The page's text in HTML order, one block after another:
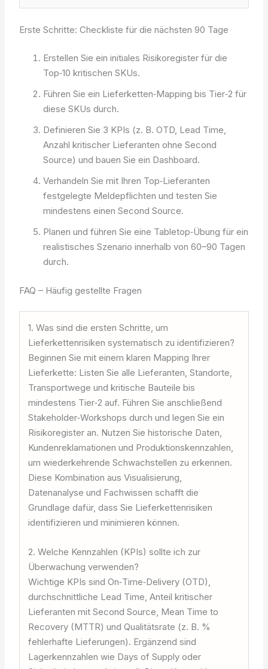
Erste Schritte: Checkliste für die nächsten 90 Tage
Erstellen Sie ein initiales Risikoregister für die
Top‑10 kritischen SKUs.
Führen Sie ein Lieferketten‑Mapping bis Tier‑2 für
diese SKUs durch.
Definieren Sie 3 KPIs (z. B. OTD, Lead Time,
Anzahl kritischer Lieferanten ohne Second
Source) und bauen Sie ein Dashboard.
Verhandeln Sie mit Ihren Top‑Lieferanten
festgelegte Meldepflichten und testen Sie
mindestens einen Second Source.
Planen und führen Sie eine Tabletop‑Übung für ein
realistisches Szenario innerhalb von 60–90 Tagen
durch.
FAQ – Häufig gestellte Fragen
1. Was sind die ersten Schritte, um
Lieferkettenrisiken systematisch zu identifizieren?
Beginnen Sie mit einem klaren Mapping Ihrer
Lieferkette: Listen Sie alle Lieferanten, Standorte,
Transportwege und kritische Bauteile bis
mindestens Tier‑2 auf. Führen Sie anschließend
Stakeholder‑Workshops durch und legen Sie ein
Risikoregister an. Nutzen Sie historische Daten,
Kundenreklamationen und Produktionskennzahlen,
um wiederkehrende Schwachstellen zu erkennen.
Diese Kombination aus Visualisierung,
Datenanalyse und Fachwissen schafft die
Grundlage dafür, dass Sie Lieferkettenrisiken
identifizieren und minimieren können.
2. Welche Kennzahlen (KPIs) sollte ich zur
Überwachung verwenden?
Wichtige KPIs sind On‑Time‑Delivery (OTD),
durchschnittliche Lead Time, Anteil kritischer
Lieferanten mit Second Source, Mean Time to
Recovery (MTTR) und Qualitätsrate (z. B. %
fehlerhafte Lieferungen). Ergänzend sind
Lagerkennzahlen wie Days of Supply oder